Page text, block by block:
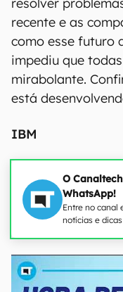
recente e as
como esse futuro
impediu que
mirabolante.
está
IBM
O
WhatsApp!
Entre no canal
notícias e